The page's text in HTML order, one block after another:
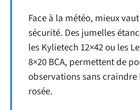
Face à la météo, mieux
sécurité. Des jumelles
les Kylietech 12×42 ou les
8×20 BCA, permettent de
observations sans
rosée.